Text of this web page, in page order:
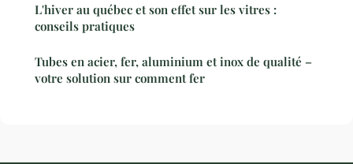
L'hiver au québec et son effet sur les vitres :
conseils pratiques
Tubes en acier, fer, aluminium et inox de qualité –
votre solution sur comment fer